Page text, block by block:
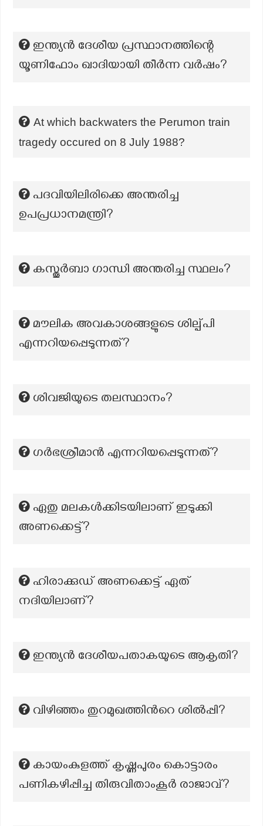
ഇന്ത്യൻ ദേശീയ പ്രസ്ഥാനത്തിന്റെ
യൂണിഫോം ഖാദിയായി തീർന്ന വർഷം?
At which backwaters the Perumon train
tragedy occured on 8 July 1988?
പദവിയിലിരിക്കെ അന്തരിച്ച
ഉപപ്രധാനമന്ത്രി?
കസ്തൂർബാ ഗാന്ധി അന്തരിച്ച സ്ഥലം?
മൗലിക അവകാശങ്ങളുടെ ശില്പ്പി
എന്നറിയപ്പെടുന്നത്?
ശിവജിയുടെ തലസ്ഥാനം?
ഗർഭശ്രീമാൻ എന്നറിയപ്പെടുന്നത്?
ഏതു മലകൾക്കിടയിലാണ് ഇടുക്കി
അണക്കെട്ട്?
ഹിരാക്കുഡ് അണക്കെട്ട് ഏത്
നദിയിലാണ്?
ഇന്ത്യൻ ദേശീയപതാകയുടെ ആകൃതി?
വിഴിഞ്ഞം തുറമുഖത്തിന്‍റെ ശില്‍പ്പി?
കായംകുളത്ത് കൃഷ്ണപുരം കൊട്ടാരം
പണികഴിപ്പിച്ച തിരുവിതാംകൂർ രാജാവ്?